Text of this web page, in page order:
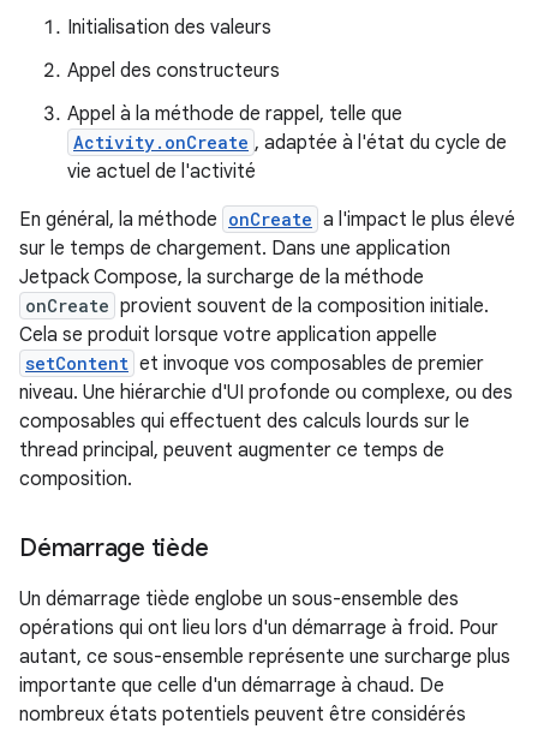
Initialisation des valeurs
Appel des constructeurs
Appel à la méthode de rappel, telle que
Activity.onCreate , adaptée à l'état du cycle de
vie actuel de l'activité
En général, la méthode onCreate a l'impact le plus élevé
sur le temps de chargement. Dans une application
Jetpack Compose, la surcharge de la méthode
onCreate provient souvent de la composition initiale.
Cela se produit lorsque votre application appelle
setContent et invoque vos composables de premier
niveau. Une hiérarchie d'UI profonde ou complexe, ou des
composables qui effectuent des calculs lourds sur le
thread principal, peuvent augmenter ce temps de
composition.
Démarrage tiède
Un démarrage tiède englobe un sous-ensemble des
opérations qui ont lieu lors d'un démarrage à froid. Pour
autant, ce sous-ensemble représente une surcharge plus
importante que celle d'un démarrage à chaud. De
nombreux états potentiels peuvent être considérés